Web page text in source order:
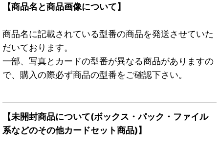
【商品名と商品画像について】
商品名に記載されている型番の商品を発送させていた
だいております。
一部、写真とカードの型番が異なる商品がありますの
で、購入の際必ず商品の型番をご確認下さい。
【未開封商品について(ボックス・パック・ファイル
系などのその他カードセット商品)】